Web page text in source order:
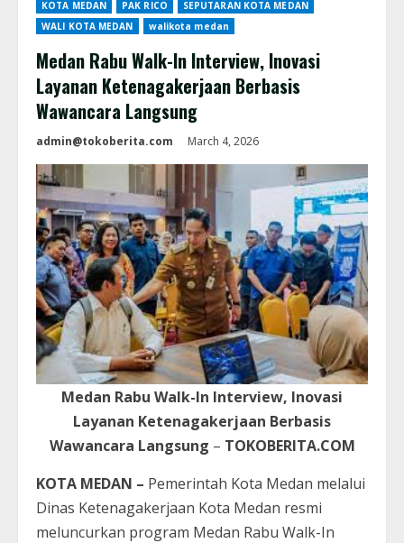
KOTA MEDAN PAK RICO
SEPUTARAN KOTA MEDAN
WALI KOTA MEDAN
walikota medan
Medan Rabu Walk-In Interview, Inovasi
Layanan Ketenagakerjaan Berbasis
Wawancara Langsung
admin@tokoberita.com March 4, 2026
Medan Rabu Walk-In Interview, Inovasi
Layanan Ketenagakerjaan Berbasis
Wawancara Langsung – TOKOBERITA.COM
KOTA MEDAN – Pemerintah Kota Medan melalui
Dinas Ketenagakerjaan Kota Medan resmi
meluncurkan program Medan Rabu Walk-In